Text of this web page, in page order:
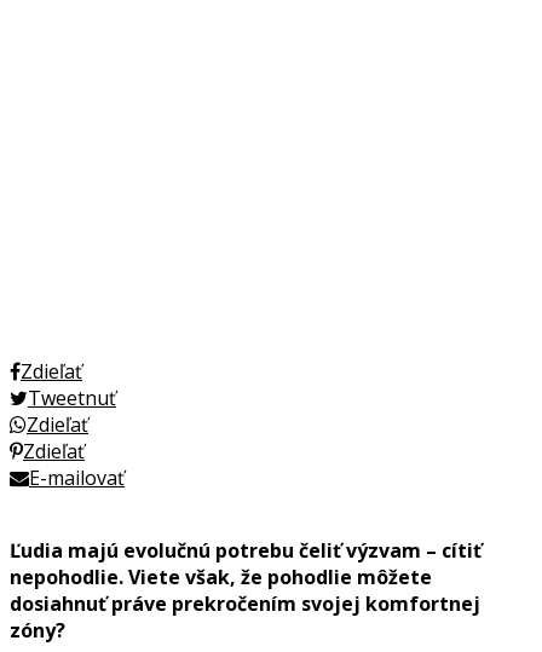
Zdieľať
Tweetnuť
Zdieľať
Zdieľať
E-mailovať
Ľudia majú evolučnú potrebu čeliť výzvam – cítiť
nepohodlie. Viete však, že pohodlie môžete
dosiahnuť práve prekročením svojej komfortnej
zóny?